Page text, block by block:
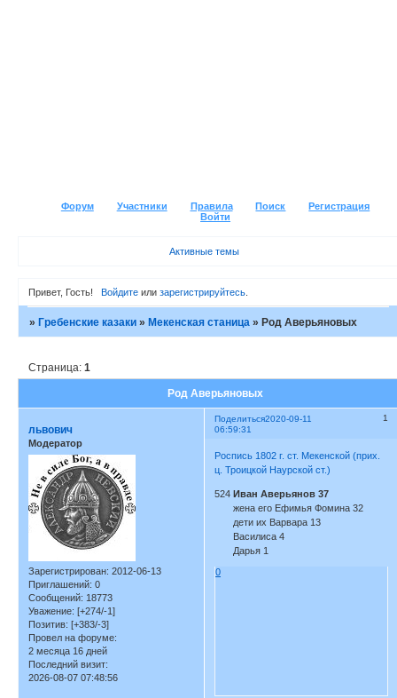
Форум Участники Правила Поиск
Регистрация
Войти
Активные темы
Привет, Гость! Войдитеили зарегистрируйтесь.
»Гребенские казаки »Мекенская станица »Род Аверьяновых
Род Аверьяновых
Страница:1
Поделиться 1
2020-09-11
06:59:31
львович
Модератор
Зарегистрирован: 2012-06-13
Приглашений: 0
Сообщений: 18773
Уважение: [+274/-1]
Позитив: [+383/-3]
Провел на форуме:
2 месяца 16 дней
Последний визит:
2026-08-07 07:48:56
Роспись 1802 г. ст. Мекенской (прих.
ц. Троицкой Наурской ст.)
524Иван Аверьянов 37
жена его Ефимья Фомина 32
дети их Варвара 13
Василиса 4
Дарья 1
0